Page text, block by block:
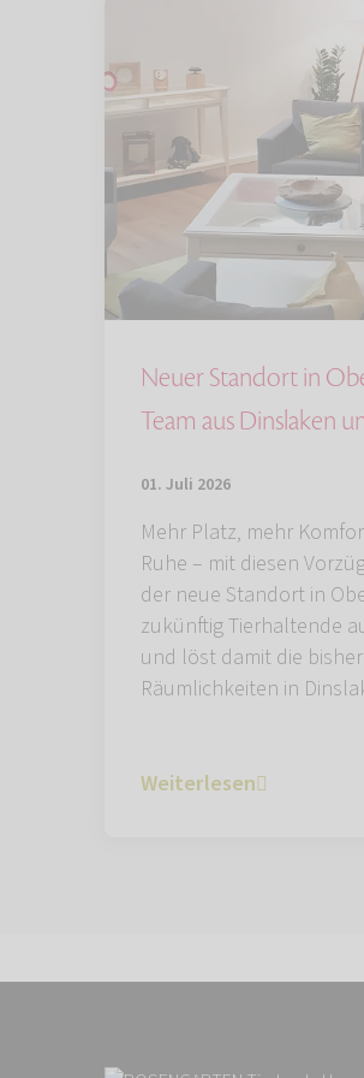
Neuer Standort in
Team aus Dinslaken
01. Juli 2026
Mehr Platz, mehr
Ruhe – mit diesen
der neue Standort in
zukünftig Tierhaltende
und löst damit die
Räumlichkeiten in
Weiterlesen